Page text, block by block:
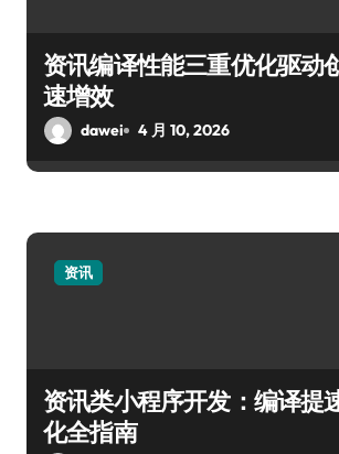
资讯编译性能三重优化驱动
速增效
dawei 4 月 10, 2026
资讯
资讯类小程序开发：编译提
化全指南